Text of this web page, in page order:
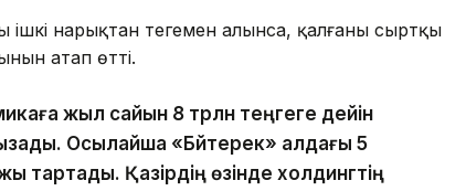
нарықтан теңгемен алынса, қалғаны сыртқы
атап өтті.
жыл сайын 8 трлн теңгеге дейін
Осылайша «Бәйтерек» алдағы 5
тартады. Қазірдің өзінде холдингтің